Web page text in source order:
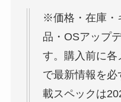
※価格・在庫・
品・OSアップ
す。購入前に各
で最新情報を
載スペックは